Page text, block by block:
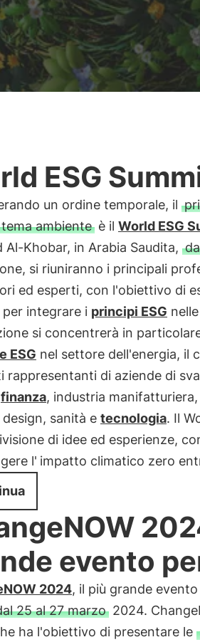
ESG
un ordine temporale, il
ambienteè il World ESG
Al-Khobar, in Arabia Saudita,
si riuniranno i principali
ed esperti, con l'obiettivo di
integrare i principi ESG
si concentrerà in
ESG nel settore dell'energia, il
rappresentanti di aziende di
finanza, industria
design, sanità e tecnologia. Il
di idee ed esperienze,
l' impatto climatico zero
evento
2024, il più grande
25 al 27 marzo2024.
ha l'obiettivo di presentare le